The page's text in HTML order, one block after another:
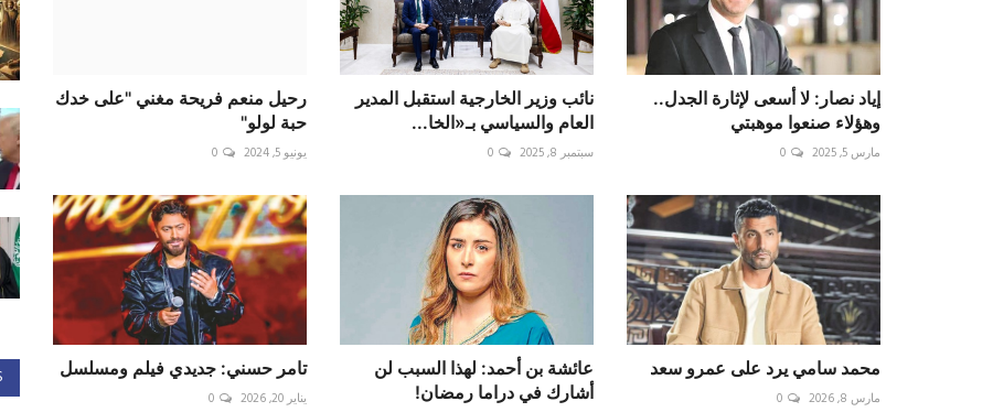
إياد نصار: لا أسعى لإثارة الجدل..
وهؤلاء صنعوا موهبتي
مارس 5, 2025 0
نائب وزير الخارجية استقبل المدير
العام والسياسي بـ«الخا...
سبتمبر 8, 2025 0
رحيل منعم فريحة مغني "على خدك
حبة لولو"
يونيو 5, 2024 0
محمد سامي يرد على عمرو سعد
مارس 8, 2026 0
عائشة بن أحمد: لهذا السبب لن
أشارك في دراما رمضان!
تامر حسني: جديدي فيلم ومسلسل
يناير 20, 2026 0